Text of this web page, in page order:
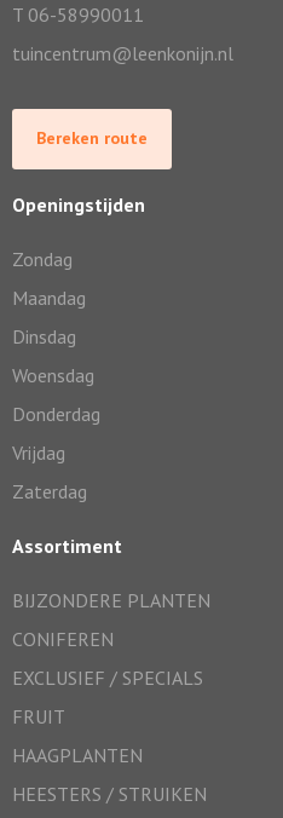
T 06-58990011
tuincentrum@leenkonijn.nl
Bereken route
Openingstijden
Zondag
Maandag
Dinsdag
Woensdag
Donderdag
Vrijdag
Zaterdag
Assortiment
BIJZONDERE PLANTEN
CONIFEREN
EXCLUSIEF / SPECIALS
FRUIT
HAAGPLANTEN
HEESTERS / STRUIKEN